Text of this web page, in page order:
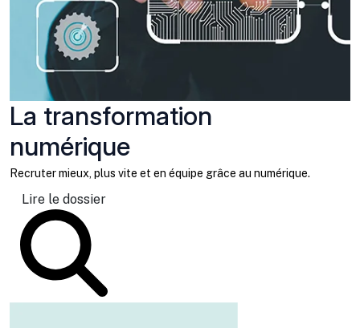
La transformation
numérique
Recruter mieux, plus vite et en équipe grâce au numérique.
Lire le dossier